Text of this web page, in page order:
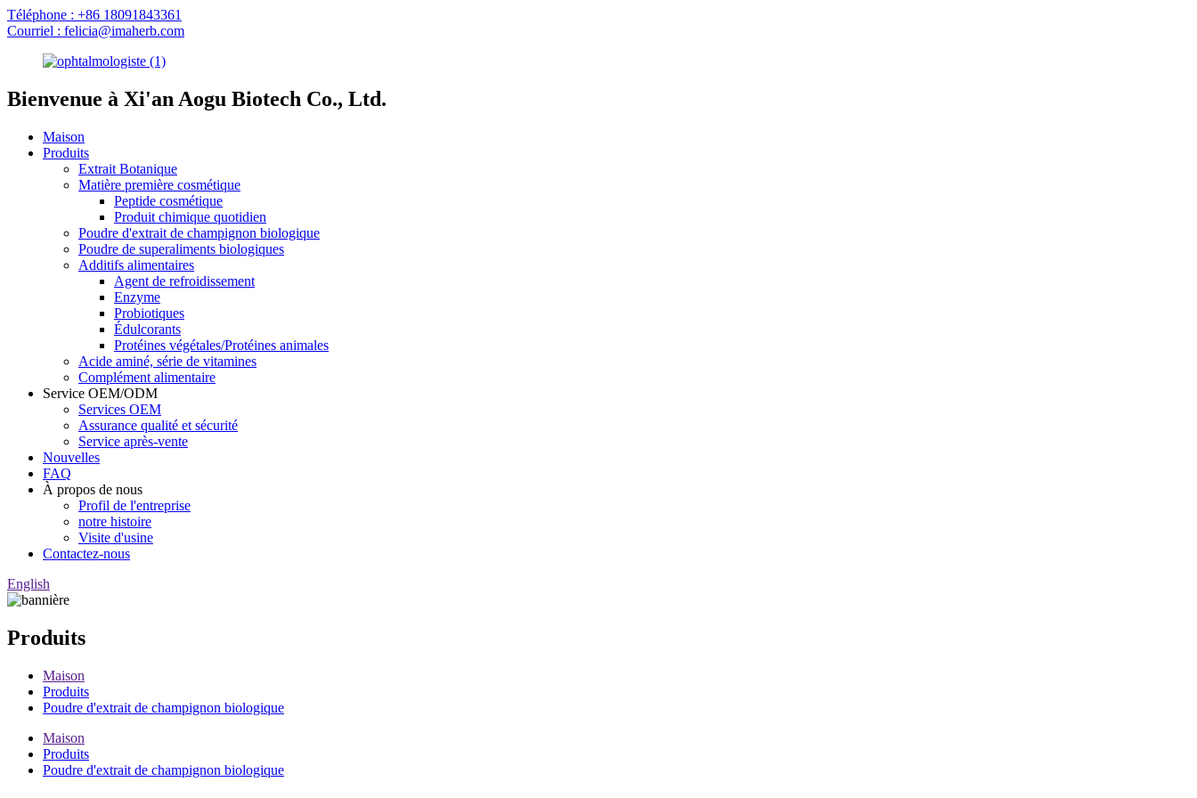
Téléphone : +86 18091843361
Courriel : felicia@imaherb.com
Bienvenue à Xi'an Aogu Biotech Co., Ltd.
Maison
Produits
Extrait Botanique
Matière première cosmétique
Peptide cosmétique
Produit chimique quotidien
Poudre d'extrait de champignon biologique
Poudre de superaliments biologiques
Additifs alimentaires
Agent de refroidissement
Enzyme
Probiotiques
Édulcorants
Protéines végétales/Protéines animales
Acide aminé, série de vitamines
Complément alimentaire
Service OEM/ODM
Services OEM
Assurance qualité et sécurité
Service après-vente
Nouvelles
FAQ
À propos de nous
Profil de l'entreprise
notre histoire
Visite d'usine
Contactez-nous
English
Produits
Maison
Produits
Poudre d'extrait de champignon biologique
Maison
Produits
Poudre d'extrait de champignon biologique